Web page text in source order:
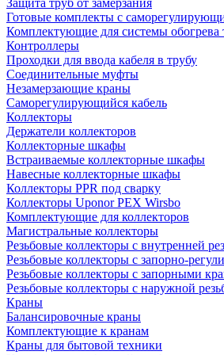
Готовые комплекты с
Комплектующие для системы обогрева
Контроллеры
Проходки для ввода кабеля в трубу
Соединительные муфты
Незамерзающие краны
Саморегулирующийся кабель
Коллекторы
Держатели коллекторов
Коллекторные шкафы
Встраиваемые коллекторные шкафы
Навесные коллекторные шкафы
Коллекторы PPR под сварку
Коллекторы Uponor PEX Wirsbo
Комплектующие для коллекторов
Магистральные коллекторы
Резьбовые коллекторы с внутренней
Резьбовые коллекторы с запорно-
Резьбовые коллекторы с запорными
Резьбовые коллекторы с наружной
Краны
Балансировочные краны
Комплектующие к кранам
Краны для бытовой техники